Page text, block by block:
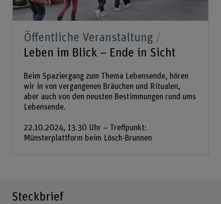
Öffentliche Veranstaltung
Leben im Blick – Ende in Sicht
Beim Spaziergang zum Thema Lebensende, hören
wir in von vergangenen Bräuchen und Ritualen,
aber auch von den neusten Bestimmungen rund ums
Lebensende.
22.10.2024, 13.30 Uhr – Treffpunkt:
Münsterplattform beim Lösch-Brunnen
Steckbrief